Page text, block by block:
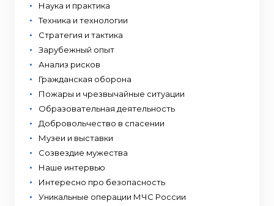
Наука и практика
Техника и технологии
Стратегия и тактика
Зарубежный опыт
Анализ рисков
Гражданская оборона
Пожары и чрезвычайные ситуации
Образовательная деятельность
Добровольчество в спасении
Музеи и выставки
Созвездие мужества
Наше интервью
Интересно про безопасность
Уникальные операции МЧС России